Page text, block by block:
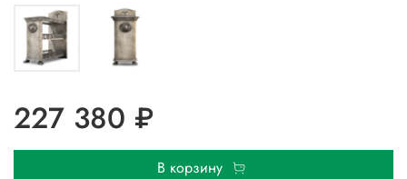
227 380 ₽
В корзину